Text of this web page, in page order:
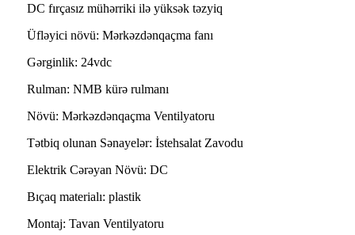
DC fırçasız mühərriki ilə yüksək təzyiq
Üfləyici növü: Mərkəzdənqaçma fanı
Gərginlik: 24vdc
Rulman: NMB kürə rulmanı
Növü: Mərkəzdənqaçma Ventilyatoru
Tətbiq olunan Sənayelər: İstehsalat Zavodu
Elektrik Cərəyan Növü: DC
Bıçaq materialı: plastik
Montaj: Tavan Ventilyatoru